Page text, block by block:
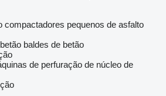
compactadores pequenos de asfalto
baldes de betão
de perfuração de núcleo de